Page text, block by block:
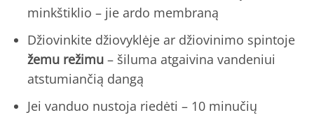
minkštiklio – jie ardo membraną
Džiovinkite džiovyklėje ar džiovinimo spintoje
žemu režimu– šiluma atgaivina vandeniui
atstumiančią dangą
Jei vanduo nustoja riedėti – 10 minučių